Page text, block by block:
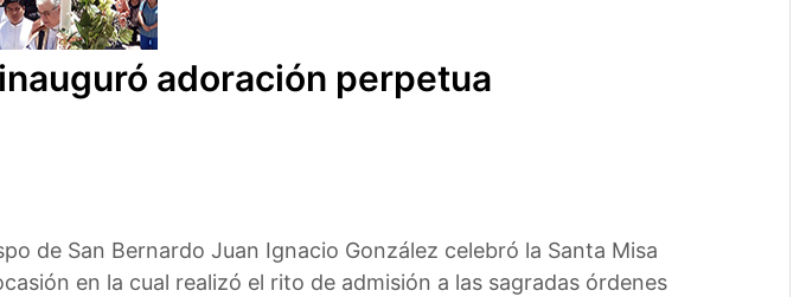
adoración perpetua
de San Bernardo Juan Ignacio González celebró la Santa Misa
en la cual realizó el rito de admisión a las sagradas órdenes